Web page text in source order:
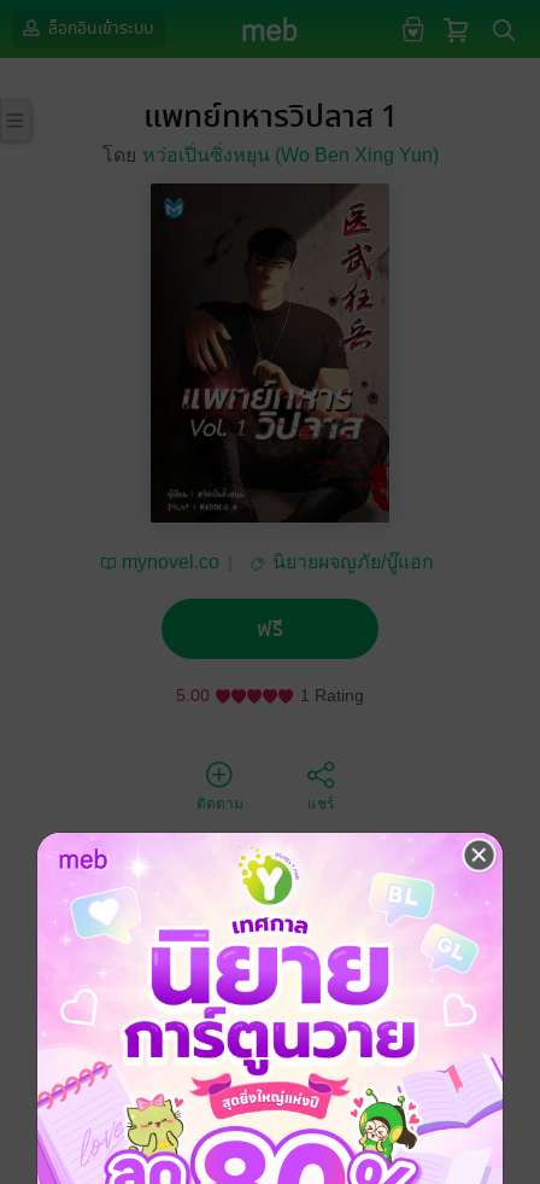
ล็อกอินเข้าระบบ
แพทย์ทหารวิปลาส 1
โดย หว่อเปิ่นซิ่งหยุน (Wo Ben Xing Yun)
mynovel.co
นิยายผจญภัย/บู๊แอก
ฟรี
5.00 1 Rating
ติดตาม แชร์
หลินเซียว เทพสงครามที่แข็งแกร่งที่สุดแห่งหน่วยรบพิเศษ
ของประเทศจีน สร้างความหวั่นกลัวให้กับศัตรูทั้งโลก และ
ถูกขนานนามว่าเป็นหมอเทวดามังกรคลั่ง
เขาได้ไปทำภารกิจลับแต่กลับถูกตลบหลังจนได้รับบาดเจ็บ
อย่างหนักและสูญเสียความทรงจำ เพื่อที่จะล้างหนี้เลือด
ของความแค้นอันลึกล้ำนี้
หลินเซียวได้กลับมายังเมืองพร้อมกับวิชาแพทย์ที่ลึกล้ำเกิน
ธรรมดา หนึ่งหมัดเหล็ก หนึ่งความอ่อนโยน หนึ่งจิตใจที่จะ
ช่วยเหลือโลก
สร้างสรรค์ท่วงทำนองแห่งตำนานของแพทย์ทหารไร้พ่าย
หลินเซียว